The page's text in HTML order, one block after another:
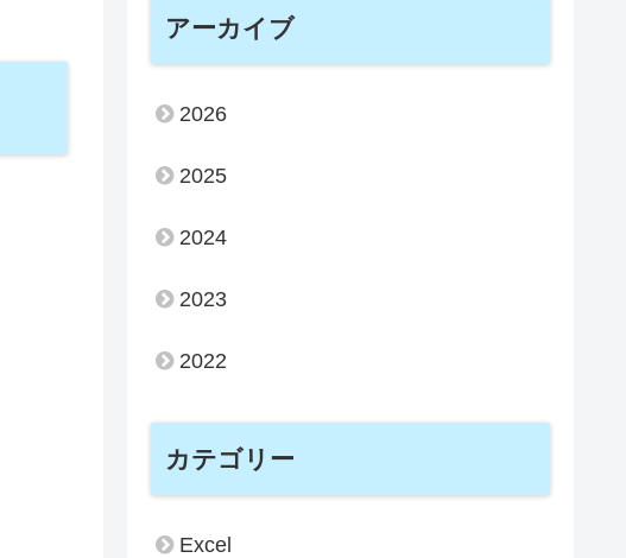
アーカイブ
2026
2025
2024
2023
2022
カテゴリー
Excel